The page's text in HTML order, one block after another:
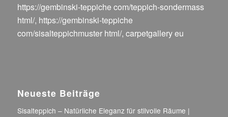
https://gembinski-teppiche com/teppich-sondermass
html/, https://gembinski-teppiche
com/sisalteppichmuster html/, carpetgallery eu
Neueste Beiträge
Sisalteppich – Natürliche Eleganz für stilvolle Räume |